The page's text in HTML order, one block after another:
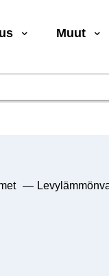
Muut
—